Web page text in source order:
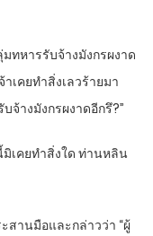
ทหารรับจ้างมังกรผงาด
เคยทำสิ่งเลวร้ายมา
จ้างมังกรผงาดอีกรึ?”
เคยทำสิ่งใด ท่านหลิน
สานมือและกล่าวว่า “ผู้